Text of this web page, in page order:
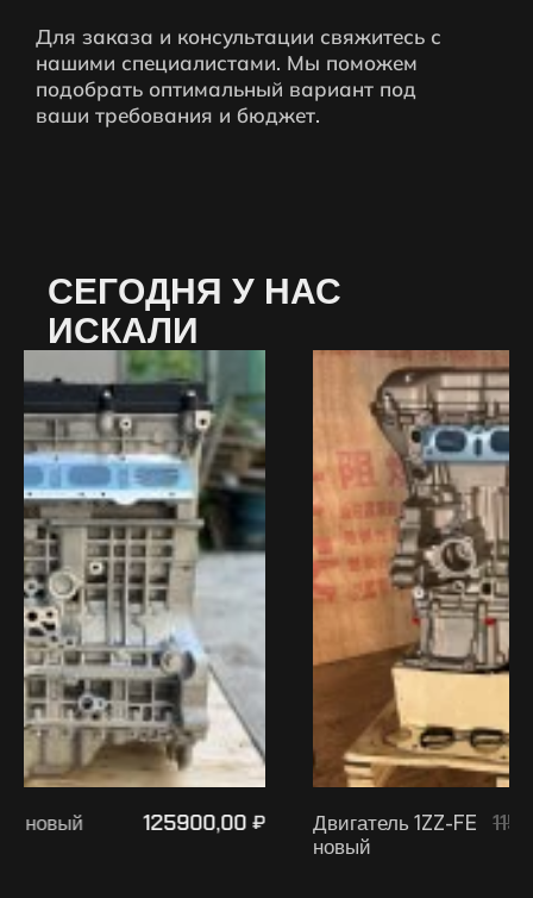
Для заказа и консультации свяжитесь с
нашими специалистами. Мы поможем
подобрать оптимальный вариант под
ваши требования и бюджет.
СЕГОДНЯ У НАС
ИСКАЛИ
Распродажа
Двигатель 1ZZ-FE
115900,00₽ 109890,00₽